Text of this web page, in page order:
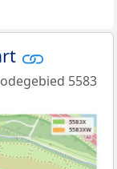
5583